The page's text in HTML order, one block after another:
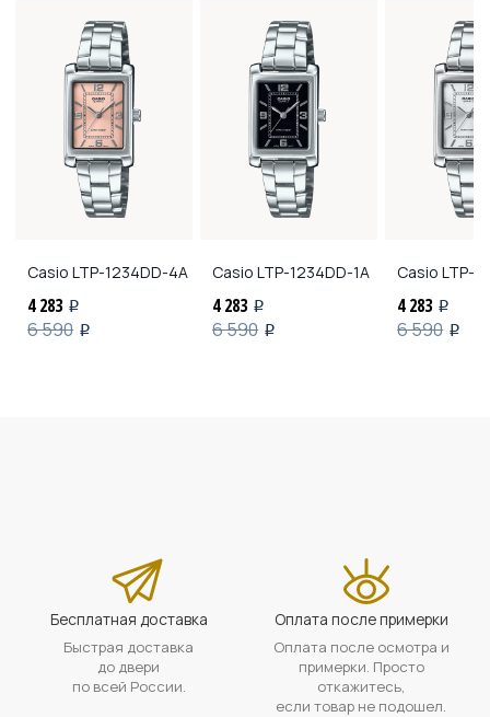
Casio LTP-1234DD-4A
4 283 i
6 590 i
Casio LTP-1234DD-1A
4 283 i
6 590 i
Casio LTP-
4 283 i
6 590 i
Бесплатная доставка
Быстрая доставка
до двери
по всей России.
Оплата после примерки
Оплата после осмотра и
примерки. Просто
откажитесь,
если товар не подошел.